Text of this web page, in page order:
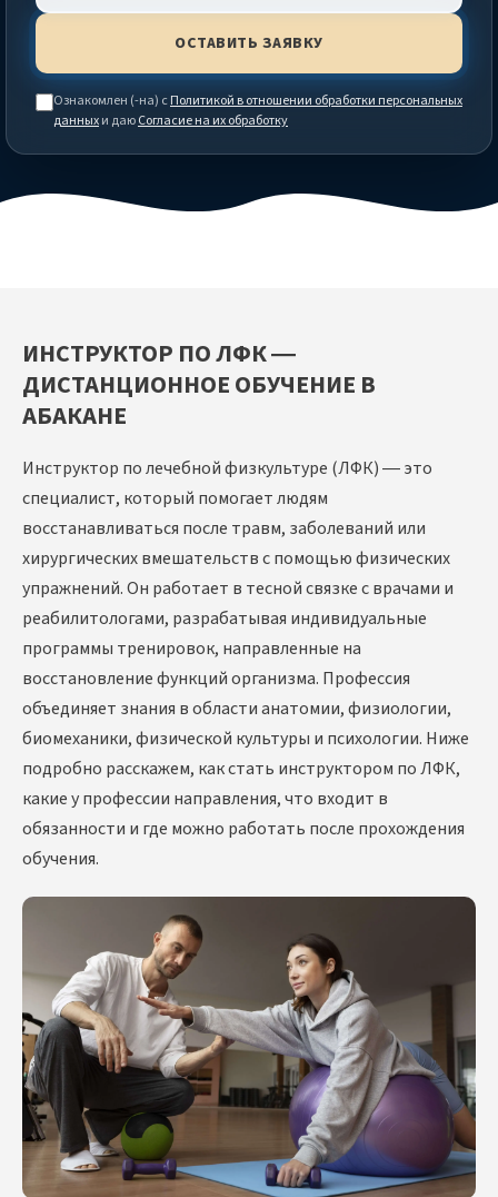
Ознакомлен (-на) сПолитикой в отношении обработки персональных
данныхи даюСогласие на их обработку
ИНСТРУКТОР ПО ЛФК —
ДИСТАНЦИОННОЕ ОБУЧЕНИЕ В
АБАКАНЕ
Инструктор по лечебной физкультуре (ЛФК) — это
специалист, который помогает людям
восстанавливаться после травм, заболеваний или
хирургических вмешательств с помощью физических
упражнений. Он работает в тесной связке с врачами и
реабилитологами, разрабатывая индивидуальные
программы тренировок, направленные на
восстановление функций организма. Профессия
объединяет знания в области анатомии, физиологии,
биомеханики, физической культуры и психологии. Ниже
подробно расскажем, как стать инструктором по ЛФК,
какие у профессии направления, что входит в
обязанности и где можно работать после прохождения
обучения.